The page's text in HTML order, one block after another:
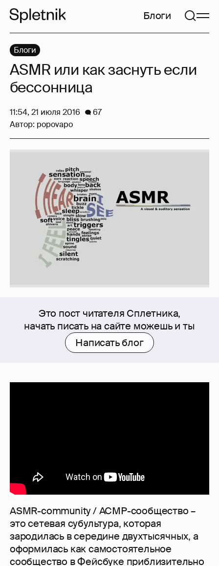
Блоги
Это пост читателя Сплетника,
начать писать на сайте можешь и ты
Написать блог
ASMR-community / АСМР-сообщество –
это сетевая субультура, которая
зародилась в середине двухтысячных, а
оформилась как самостоятельное
сообщество в Фейсбуке приблизительно
Блоги
ASMR или как заснуть если
бессонница
11:54, 21 июля 2016
67
Автор: popovapo